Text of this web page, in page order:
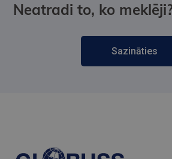
Neatradi to, ko
Sazināties